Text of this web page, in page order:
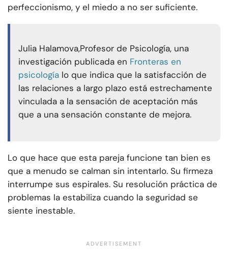
perfeccionismo, y el miedo a no ser suficiente.
Julia Halamova,Profesor de Psicología, una
investigación publicada en Fronteras en
psicología lo que indica que la satisfacción de
las relaciones a largo plazo está estrechamente
vinculada a la sensación de aceptación más
que a una sensación constante de mejora.
Lo que hace que esta pareja funcione tan bien es
que a menudo se calman sin intentarlo. Su firmeza
interrumpe sus espirales. Su resolución práctica de
problemas la estabiliza cuando la seguridad se
siente inestable.